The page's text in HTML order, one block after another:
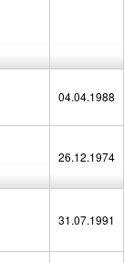
04.04.1988
26.12.1974
31.07.1991